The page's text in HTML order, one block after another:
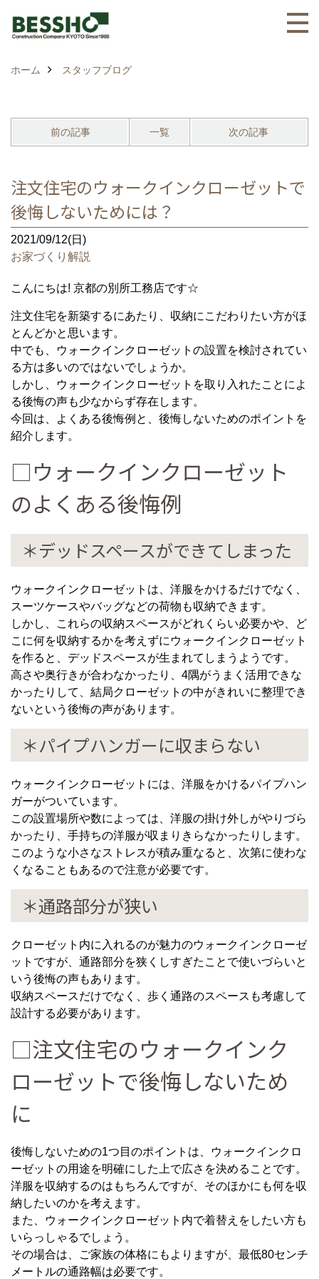
ホーム スタッフブログ
前の記事 一覧 次の記事
注文住宅のウォークインクローゼットで
後悔しないためには？
2021/09/12(日)
お家づくり解説
こんにちは! 京都の別所工務店です☆
注文住宅を新築するにあたり、収納にこだわりたい方がほ
とんどかと思います。
中でも、ウォークインクローゼットの設置を検討されてい
る方は多いのではないでしょうか。
しかし、ウォークインクローゼットを取り入れたことによ
る後悔の声も少なからず存在します。
今回は、よくある後悔例と、後悔しないためのポイントを
紹介します。
□ウォークインクローゼット
のよくある後悔例
＊デッドスペースができてしまった
ウォークインクローゼットは、洋服をかけるだけでなく、
スーツケースやバッグなどの荷物も収納できます。
しかし、これらの収納スペースがどれくらい必要かや、ど
こに何を収納するかを考えずにウォークインクローゼット
を作ると、デッドスペースが生まれてしまうようです。
高さや奥行きが合わなかったり、4隅がうまく活用できな
かったりして、結局クローゼットの中がきれいに整理でき
ないという後悔の声があります。
＊パイプハンガーに収まらない
ウォークインクローゼットには、洋服をかけるパイプハン
ガーがついています。
この設置場所や数によっては、洋服の掛け外しがやりづら
かったり、手持ちの洋服が収まりきらなかったりします。
このような小さなストレスが積み重なると、次第に使わな
くなることもあるので注意が必要です。
＊通路部分が狭い
クローゼット内に入れるのが魅力のウォークインクローゼ
ットですが、通路部分を狭くしすぎたことで使いづらいと
いう後悔の声もあります。
収納スペースだけでなく、歩く通路のスペースも考慮して
設計する必要があります。
□注文住宅のウォークインク
ローゼットで後悔しないため
に
後悔しないための1つ目のポイントは、ウォークインクロ
ーゼットの用途を明確にした上で広さを決めることです。
洋服を収納するのはもちろんですが、そのほかにも何を収
納したいのかを考えます。
また、ウォークインクローゼット内で着替えをしたい方も
いらっしゃるでしょう。
その場合は、ご家族の体格にもよりますが、最低80センチ
メートルの通路幅は必要です。